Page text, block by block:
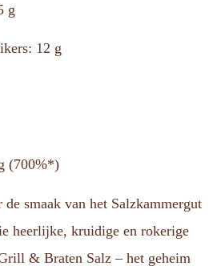
g
12 g
(700%*)
smaak van het Salzkammergut
heerlijke, kruidige en rokerige
& Braten Salz – het geheim